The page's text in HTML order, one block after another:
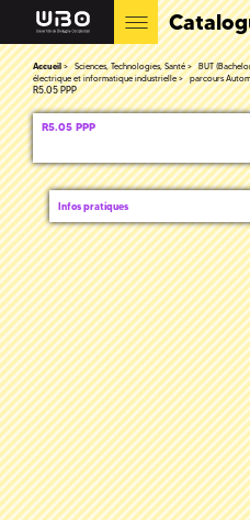
Accueil Sciences, Technologies, Santé BUT
électrique et informatique industrielle
parcours
R5.05 PPP
R5.05 PPP
Infos pratiques